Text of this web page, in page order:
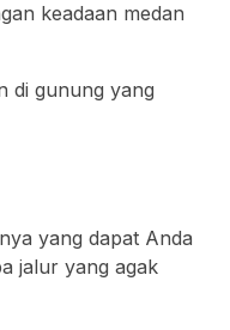
keadaan medan
di gunung yang
yang dapat Anda
jalur yang agak